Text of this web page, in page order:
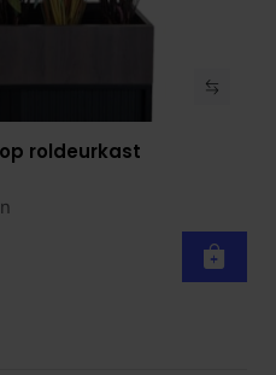
roldeurkast